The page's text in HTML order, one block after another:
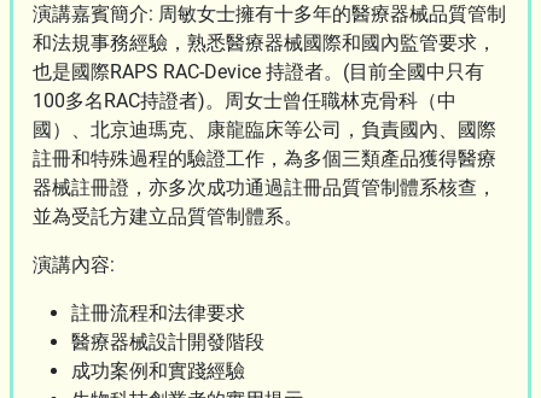
演講嘉賓簡介: 周敏女士擁有十多年的醫療器械品質管制
和法規事務經驗，熟悉醫療器械國際和國內監管要求，
也是國際RAPS RAC-Device 持證者。(目前全國中只有
100多名RAC持證者)。周女士曾任職林克骨科（中
國）、北京迪瑪克、康龍臨床等公司，負責國內、國際
註冊和特殊過程的驗證工作，為多個三類產品獲得醫療
器械註冊證，亦多次成功通過註冊品質管制體系核查，
並為受託方建立品質管制體系。
演講內容:
註冊流程和法律要求
醫療器械設計開發階段
成功案例和實踐經驗